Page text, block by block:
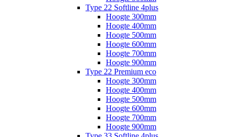
Type 22 Softline 4plus
Hoogte 300mm
Hoogte 400mm
Hoogte 500mm
Hoogte 600mm
Hoogte 700mm
Hoogte 900mm
Type 22 Premium eco
Hoogte 300mm
Hoogte 400mm
Hoogte 500mm
Hoogte 600mm
Hoogte 700mm
Hoogte 900mm